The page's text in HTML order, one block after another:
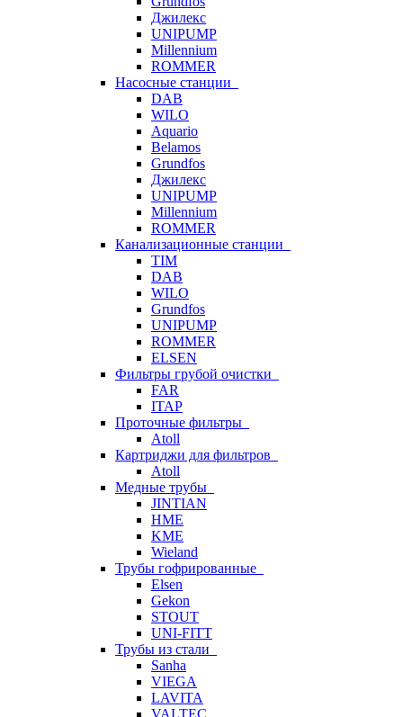
Джилекс
UNIPUMP
Millennium
ROMMER
Насосные станции
DAB
WILO
Aquario
Belamos
Grundfos
Джилекс
UNIPUMP
Millennium
ROMMER
Канализационные станции
TIM
DAB
WILO
Grundfos
UNIPUMP
ROMMER
ELSEN
Фильтры грубой очистки
FAR
ITAP
Проточные фильтры
Atoll
Картриджи для фильтров
Atoll
Медные трубы
JINTIAN
HME
KME
Wieland
Трубы гофрированные
Elsen
Gekon
STOUT
UNI-FITT
Трубы из стали
Sanha
VIEGA
LAVITA
VALTEC